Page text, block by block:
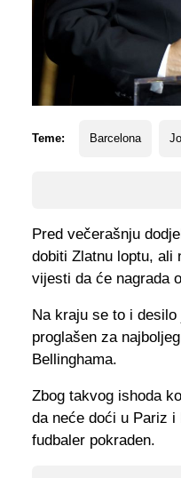
Teme: Barcelona
Pred večerašnju
dobiti Zlatnu loptu, ali
vijesti da će nagrada
Na kraju se to i
proglašen za
Bellinghama.
Zbog takvog ishoda
da neće doći u Pariz
fudbaler pokraden.